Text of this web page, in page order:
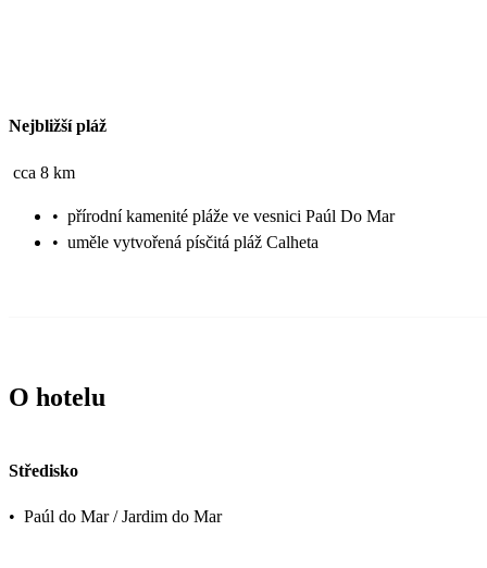
Nejbližší pláž
cca 8 km
• přírodní kamenité pláže ve vesnici Paúl Do Mar
• uměle vytvořená písčitá pláž Calheta
O hotelu
Středisko
• Paúl do Mar / Jardim do Mar